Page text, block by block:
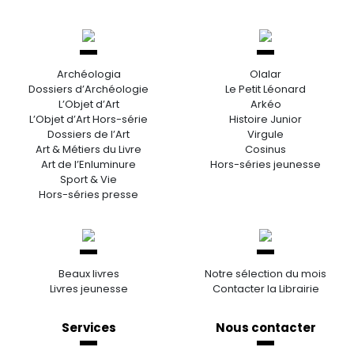
Archéologia
Dossiers d’Archéologie
L’Objet d’Art
L’Objet d’Art Hors-série
Dossiers de l’Art
Art & Métiers du Livre
Art de l’Enluminure
Sport & Vie
Hors-séries presse
Olalar
Le Petit Léonard
Arkéo
Histoire Junior
Virgule
Cosinus
Hors-séries jeunesse
Beaux livres
Livres jeunesse
Notre sélection du mois
Contacter la Librairie
Services Nous contacter